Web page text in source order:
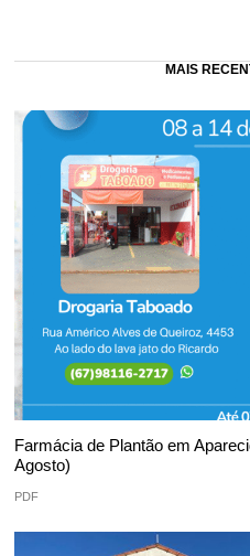
MAIS
Farmácia de Plantão em
Agosto)
PDF